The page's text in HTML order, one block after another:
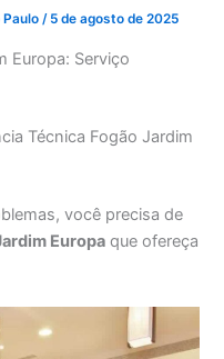
Paulo/ 5 de agosto de 2025
Europa: Serviço
Técnica Fogão Jardim
você precisa de
Europa que ofereça